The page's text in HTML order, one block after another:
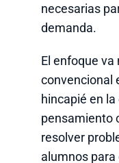
necesarias
demanda.
El enfoque
convencional
hincapié en
pensamiento
resolver
alumnos